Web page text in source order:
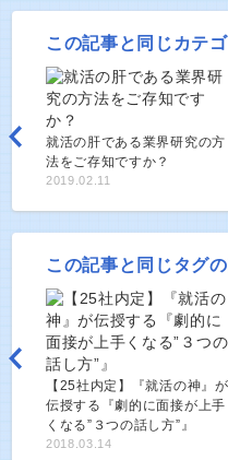
この記事と同じカテ
就活の肝である業界研究の方
法をご存知ですか？
2019.02.11
この記事と同じタグ
【25社内定】『就活の神』が
伝授する『劇的に面接が上手
くなる”３つの話し方”』
2018.03.14